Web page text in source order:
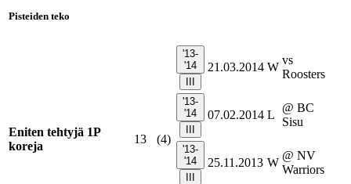
Pisteiden teko
Eniten tehtyjä 1P
koreja
13 (4)
'13-
'14
III
21.03.2014 W
vs
Roosters
'13-
'14
III
07.02.2014 L
@ BC
Sisu
'13-
'14
III
25.11.2013 W
@ NV
Warriors